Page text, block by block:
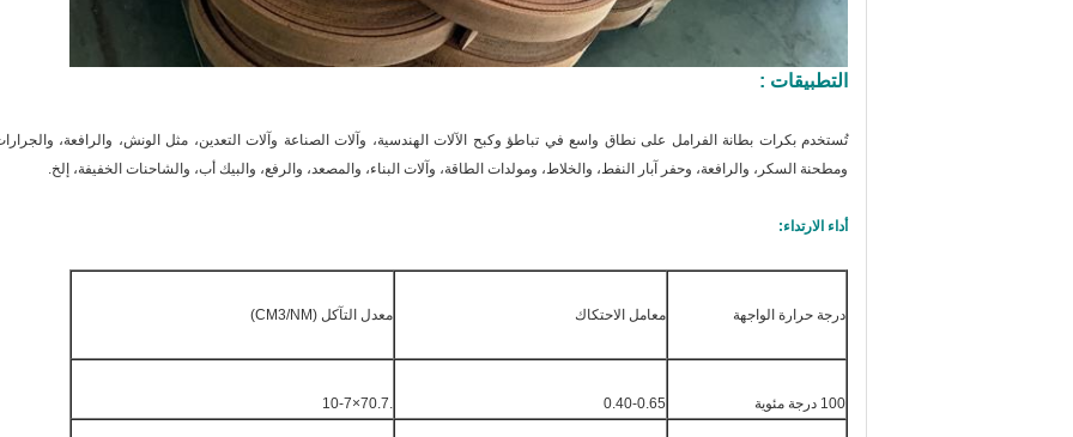
التطبيقات :
تُستخدم بكرات بطانة الفرامل على نطاق واسع في تباطؤ وكبح الآلات الهندسية، وآلات الصناعة وآلات التعدين، مثل الونش، والرافعة،
ومطحنة السكر، والرافعة، وحفر آبار النفط، والخلاط، ومولدات الطاقة، وآلات البناء، والمصعد، والرفع، والبيك أب، والشاحنات الخفيفة، إلخ.
أداء الارتداء:
درجة حرارة الواجهة معامل الاحتكاك معدل التآكل (CM3/NM)
100 درجة مئوية 0.40-0.65
.70.7×10-7